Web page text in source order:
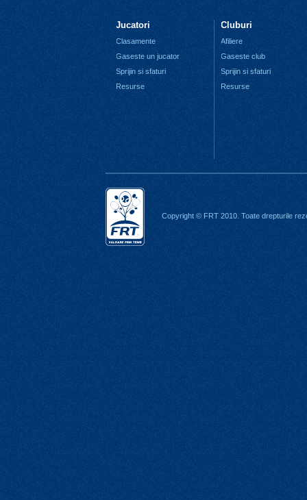
Jucatori
Clasamente
Gaseste un jucator
Sprijin si sfaturi
Resurse
Cluburi
Afiliere
Gaseste club
Sprijin si sfaturi
Resurse
Copyright © FRT 2010. Toate drepturile